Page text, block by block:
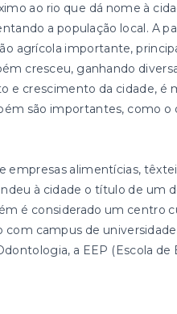
ao rio que dá nome à
a população local. A
agrícola importante,
cresceu, ganhando
e crescimento da cidade, é
são importantes, como o
empresas alimentícias,
à cidade o título de um
é considerado um centro
campus de
a EEP (Escola de